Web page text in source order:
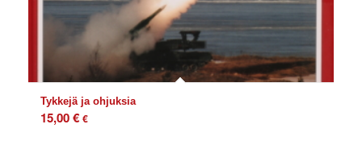
Tykkejä ja ohjuksia
15,00€ €